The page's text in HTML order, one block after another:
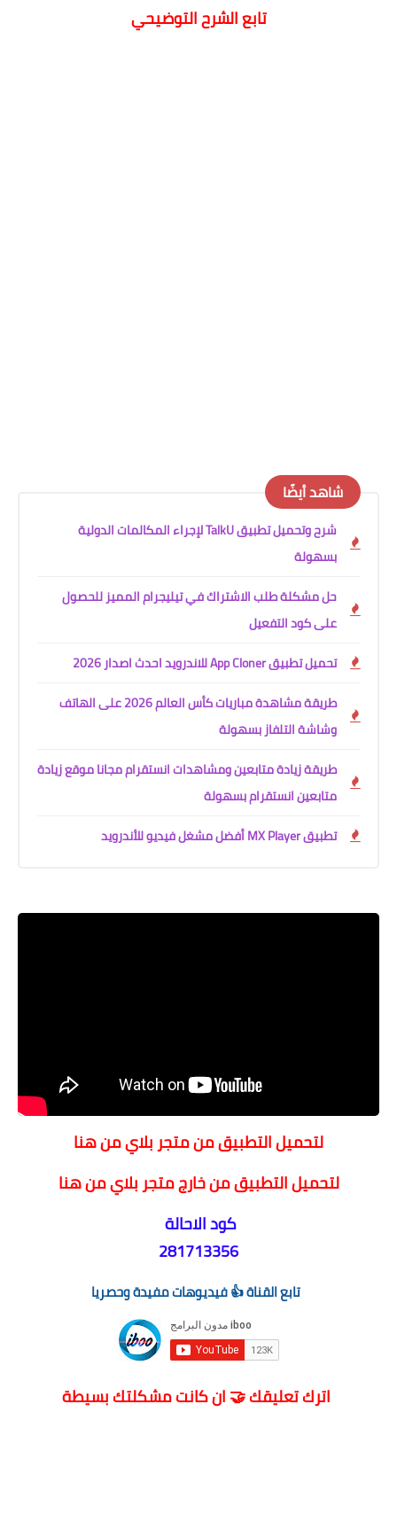
تابع الشرح التوضيحي
شاهد أيضًا
شرح وتحميل تطبيق TalkU لإجراء المكالمات الدولية
بسهولة
حل مشكلة طلب الاشتراك في تيليجرام المميز للحصول
على كود التفعيل
تحميل تطبيق App Cloner للاندرويد احدث اصدار 2026
طريقة مشاهدة مباريات كأس العالم 2026 على الهاتف
وشاشة التلفاز بسهولة
طريقة زيادة متابعين ومشاهدات انستقرام مجانا موقع زيادة
متابعين انستقرام بسهولة
تطبيق MX Player أفضل مشغل فيديو للأندرويد
لتحميل التطبيق من متجر بلاي من هنا
لتحميل التطبيق من خارج متجر بلاي من هنا
كود الاحالة
281713356
تابع القناة 👍 فيديوهات مفيدة وحصريا
اترك تعليقك 🤝 ان كانت مشكلتك بسيطة